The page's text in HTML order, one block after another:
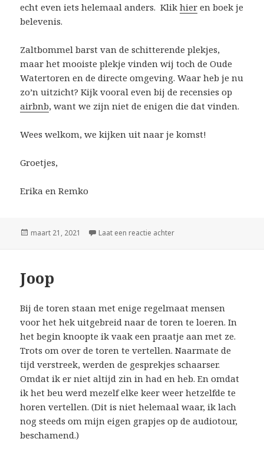
echt even iets helemaal anders. Klikhier en boek je
belevenis.
Zaltbommel barst van de schitterende plekjes,
maar het mooiste plekje vinden wij toch de Oude
Watertoren en de directe omgeving. Waar heb je nu
zo’n uitzicht? Kijk vooral even bij de recensies op
airbnb, want we zijn niet de enigen die dat vinden.
Wees welkom, we kijken uit naar je komst!
Groetjes,
Erika en Remko
Geplaatst
maart 21, 2021 Laat een reactie achter
Joop
Bij de toren staan met enige regelmaat mensen
voor het hek uitgebreid naar de toren te loeren. In
het begin knoopte ik vaak een praatje aan met ze.
Trots om over de toren te vertellen. Naarmate de
tijd verstreek, werden de gesprekjes schaarser.
Omdat ik er niet altijd zin in had en heb. En omdat
ik het beu werd mezelf elke keer weer hetzelfde te
horen vertellen. (Dit is niet helemaal waar, ik lach
nog steeds om mijn eigen grapjes op de audiotour,
beschamend.)